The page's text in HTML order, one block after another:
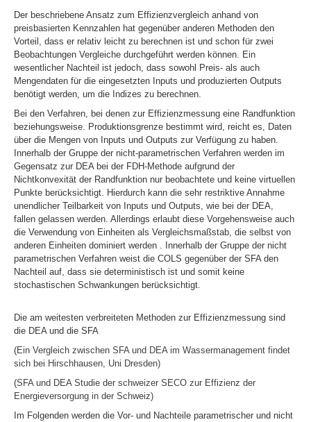
Der beschriebene Ansatz zum Effizienzvergleich anhand von
preisbasierten Kennzahlen hat gegenüber anderen Methoden den
Vorteil, dass er relativ leicht zu berechnen ist und schon für zwei
Beobachtungen Vergleiche durchgeführt werden können. Ein
wesentlicher Nachteil ist jedoch, dass sowohl Preis- als auch
Mengendaten für die eingesetzten Inputs und produzierten Outputs
benötigt werden, um die Indizes zu berechnen.
Bei den Verfahren, bei denen zur Effizienzmessung eine Randfunktion
beziehungsweise. Produktionsgrenze bestimmt wird, reicht es, Daten
über die Mengen von Inputs und Outputs zur Verfügung zu haben.
Innerhalb der Gruppe der nicht-parametrischen Verfahren werden im
Gegensatz zur DEA bei der FDH-Methode aufgrund der
Nichtkonvexität der Randfunktion nur beobachtete und keine virtuellen
Punkte berücksichtigt. Hierdurch kann die sehr restriktive Annahme
unendlicher Teilbarkeit von Inputs und Outputs, wie bei der DEA,
fallen gelassen werden. Allerdings erlaubt diese Vorgehensweise auch
die Verwendung von Einheiten als Vergleichsmaßstab, die selbst von
anderen Einheiten dominiert werden . Innerhalb der Gruppe der nicht
parametrischen Verfahren weist die COLS gegenüber der SFA den
Nachteil auf, dass sie deterministisch ist und somit keine
stochastischen Schwankungen berücksichtigt.
Die am weitesten verbreiteten Methoden zur Effizienzmessung sind
die DEA und die SFA
(Ein Vergleich zwischen SFA und DEA im Wassermanagement findet
sich bei Hirschhausen, Uni Dresden)
(SFA und DEA Studie der schweizer SECO zur Effizienz der
Energieversorgung in der Schweiz)
Im Folgenden werden die Vor- und Nachteile parametrischer und nicht